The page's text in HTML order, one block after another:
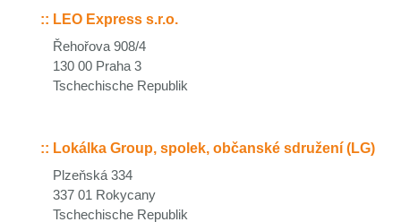
:: LEO Express s.r.o.
Řehořova 908/4
130 00 Praha 3
Tschechische Republik
:: Lokálka Group, spolek, občanské sdružení (LG)
Plzeňská 334
337 01 Rokycany
Tschechische Republik